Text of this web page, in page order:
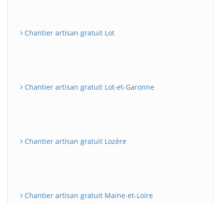
Chantier artisan gratuit Lot
Chantier artisan gratuit Lot-et-Garonne
Chantier artisan gratuit Lozère
Chantier artisan gratuit Maine-et-Loire